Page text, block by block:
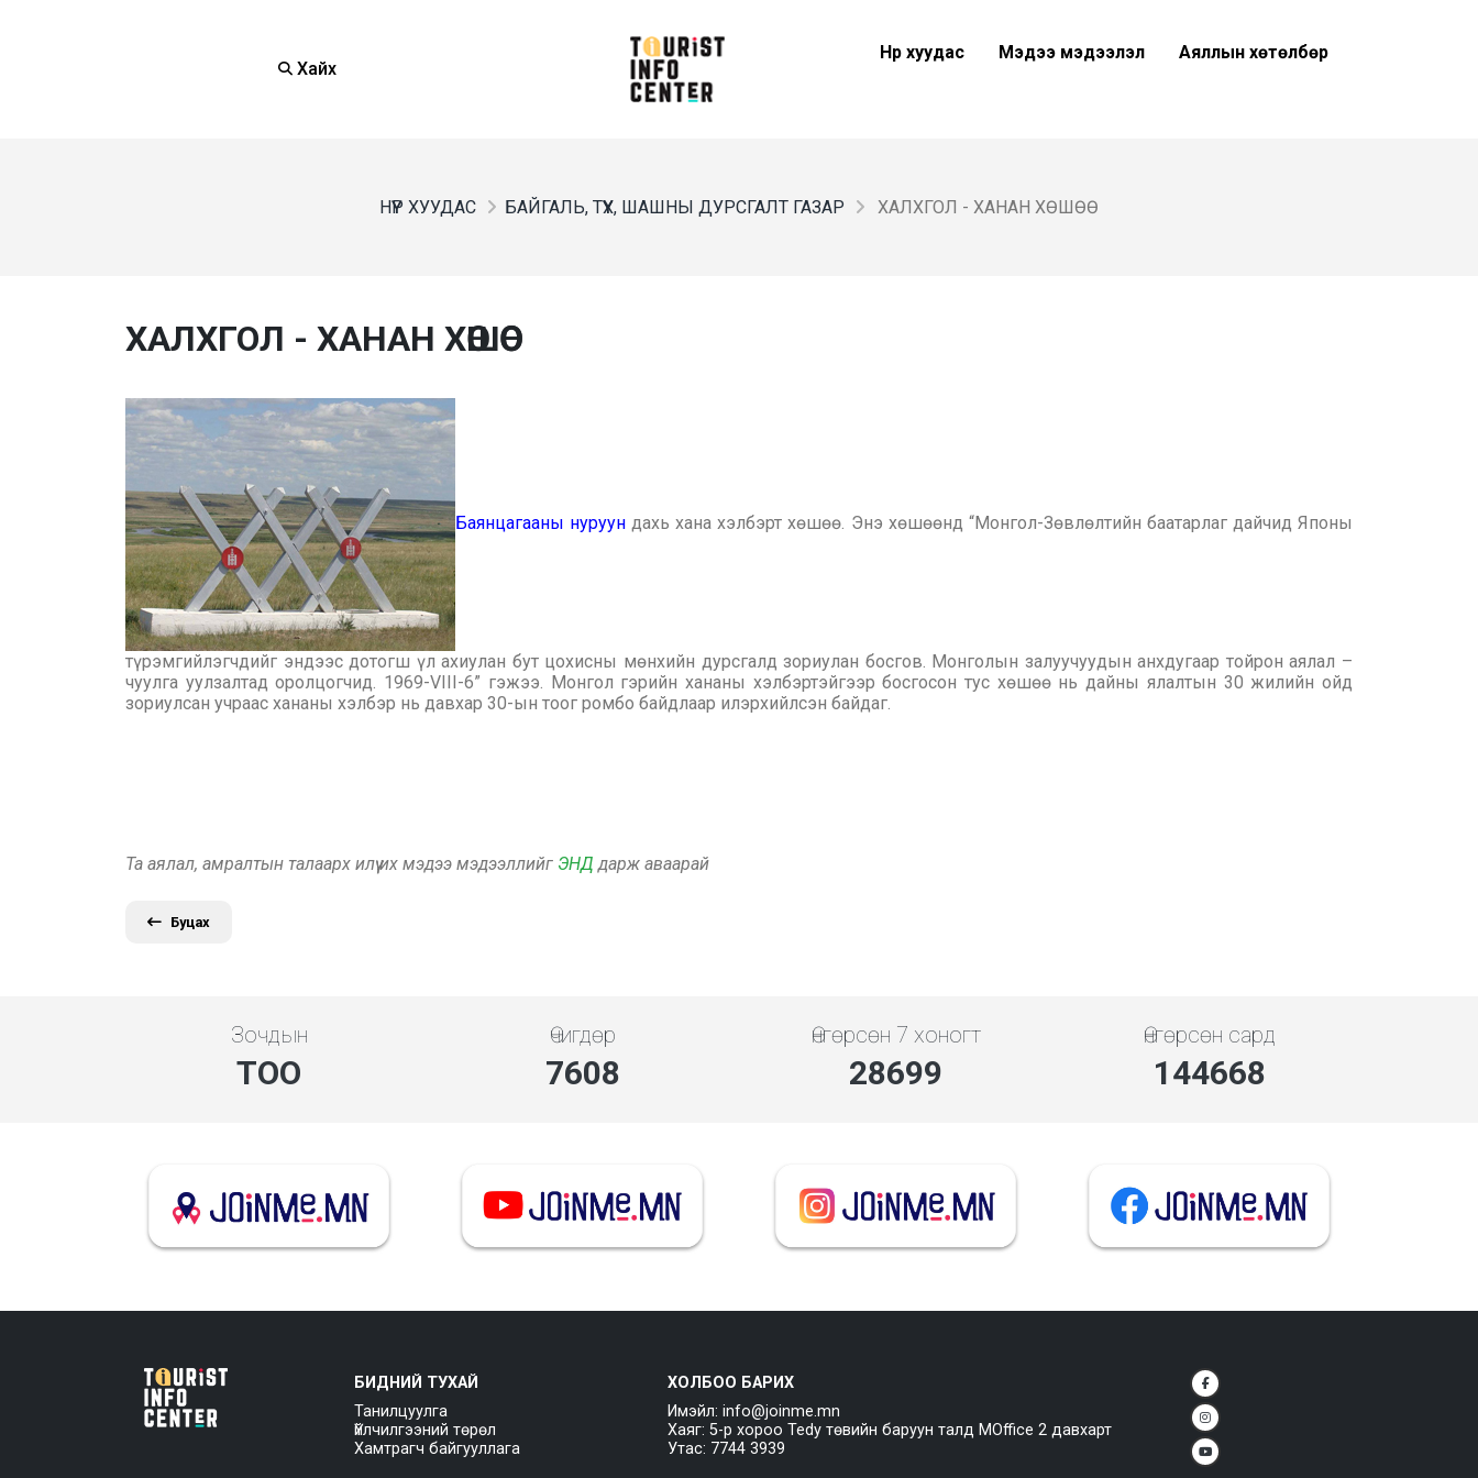
Хайх
Нүүр хуудас Мэдээ мэдээлэл Аяллын хөтөлбөр
НҮҮР ХУУДАС БАЙГАЛЬ, ТҮҮХ, ШАШНЫ ДУРСГАЛТ ГАЗАР ХАЛХГОЛ - ХАНАН ХӨШӨӨ
ХАЛХГОЛ - ХАНАН ХӨШӨӨ
Баянцагааны нуруун дахь хана хэлбэрт хөшөө. Энэ хөшөөнд “Монгол-Зөвлөлтийн баатарлаг дайчид Японы
түрэмгийлэгчдийг эндээс дотогш үл ахиулан бут цохисны мөнхийн дурсгалд зориулан босгов. Монголын залуучуудын анхдугаар тойрон аялал –
чуулга уулзалтад оролцогчид. 1969-VIII-6” гэжээ. Монгол гэрийн хананы хэлбэртэйгээр босгосон тус хөшөө нь дайны ялалтын 30 жилийн ойд
зориулсан учраас хананы хэлбэр нь давхар 30-ын тоог ромбо байдлаар илэрхийлсэн байдаг.
Та аялал, амралтын талаарх илүү их мэдээ мэдээллийг ЭНД дарж аваарай
Буцах
Зочдын
ТОО
Өчигдөр
7608
Өнгөрсөн 7 хоногт
28699
Өнгөрсөн сард
144668
БИДНИЙ ТУХАЙ
Танилцуулга
Үйлчилгээний төрөл
Хамтрагч байгууллага
ХОЛБОО БАРИХ
Имэйл: info@joinme.mn
Хаяг: 5-р хороо Tedy төвийн баруун талд MOffice 2 давхарт
Утас: 7744 3939